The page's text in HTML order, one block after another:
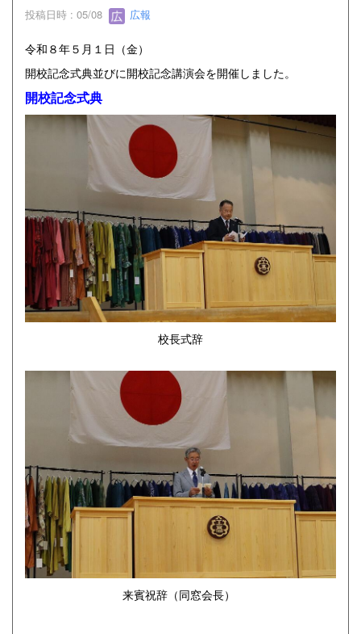
投稿日時 : 05/08 広報
令和８年５月１日（金）
開校記念式典並びに開校記念講演会を開催しました。
開校記念式典
校長式辞
来賓祝辞（同窓会長）